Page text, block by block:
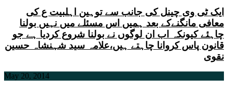
ایک ٹی وی چینل کی جانب سے توہین اہلبیت ع کی
معافی مانگنےکے بعد ہمیں اس مسئلے میں نہیں بولنا
چاہئے کیونکہ اب ان لوگوں نے بولنا شروع کردیا ہے جو
قانون پاس کروانا چاہتے ہیں،علامہ سید شہنشاہ حسین
نقوی
May 20, 2014